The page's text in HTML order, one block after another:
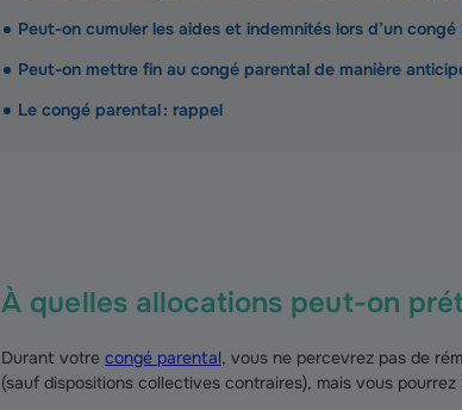
Peut-on cumuler les aides et indemnités lors d’un congé
Peut-on mettre fin au congé parental de manière
Le congé parental : rappel
À quelles allocations peut-on
Durant votre congé parental, vous ne percevrez pas de
(sauf dispositions collectives contraires), mais vous